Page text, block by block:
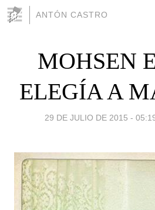
ANTÓN CASTRO
MOHSEN
ELEGÍA A
29 DE JULIO DE 2015 -